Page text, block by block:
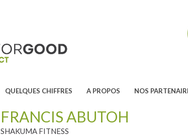
QUELQUES CHIFFRES A PROPOS NOS
FRANCIS ABUTOH
SHAKUMA FITNESS